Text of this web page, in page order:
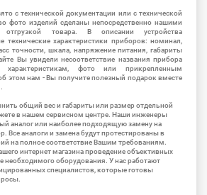
с технической документации или с технической
фото изделий сделаны непосредственно нашими
отгрузкой товара. В описании устройства
технические характеристики приборов: номинал,
точности, шкала, напряжение питания, габариты
Вы увидели несоответствие названия прибора
характеристикам, фото или прикрепленным
этом нам - Вы получите полезный подарок вместе
общий вес и габариты или размер отдельной
в нашем сервисном центре. Наши инженеры
аналог или наиболее подходящую замену на
Все аналоги и замена будут протестированы в
на полное соответствие Вашим требованиям.
интернет магазина проведение объективных
необходимого оборудования. У нас работают
специалистов, которые готовы